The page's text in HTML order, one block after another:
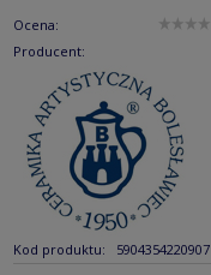
Ocena:
Producent:
Kod produktu: 5904354220907